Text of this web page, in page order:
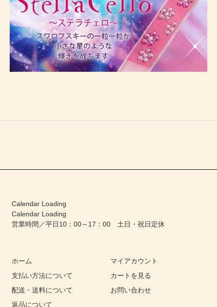
Calendar Loading
Calendar Loading
営業時間／平日10：00～17：00 土日・祝日定休
ホーム
支払い方法について
配送・送料について
返品について
マイアカウント
カートを見る
お問い合わせ